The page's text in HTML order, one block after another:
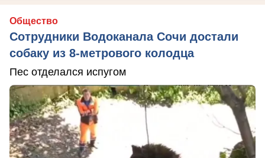
Общество
Сотрудники Водоканала Сочи достали
собаку из 8-метрового колодца
Пес отделался испугом